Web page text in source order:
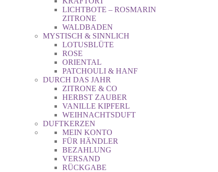
LICHTBOTE – ROSMARIN
ZITRONE
WALDBADEN
MYSTISCH & SINNLICH
LOTUSBLÜTE
ROSE
ORIENTAL
PATCHOULI & HANF
DURCH DAS JAHR
ZITRONE & CO
HERBST ZAUBER
VANILLE KIPFERL
WEIHNACHTSDUFT
DUFTKERZEN
MEIN KONTO
FÜR HÄNDLER
BEZAHLUNG
VERSAND
RÜCKGABE